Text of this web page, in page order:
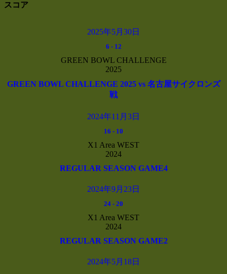
スコア
2025年5月30日
6 - 12
GREEN BOWL CHALLENGE
2025
GREEN BOWL CHALLENGE 2025 vs 名古屋サイクロンズ
戦
2024年11月3日
16 - 10
X1 Area WEST
2024
REGULAR SEASON GAME4
2024年9月23日
24 - 20
X1 Area WEST
2024
REGULAR SEASON GAME2
2024年5月18日